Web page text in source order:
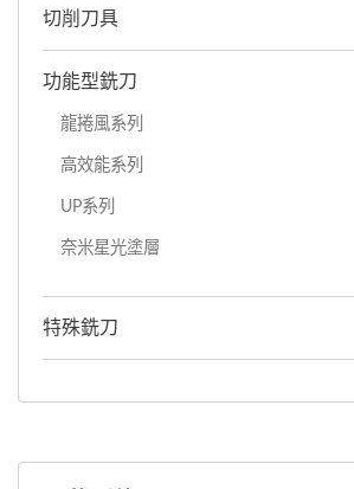
切削刀具
功能型銑刀
龍捲風系列
高效能系列
UP系列
奈米星光塗層
特殊銑刀